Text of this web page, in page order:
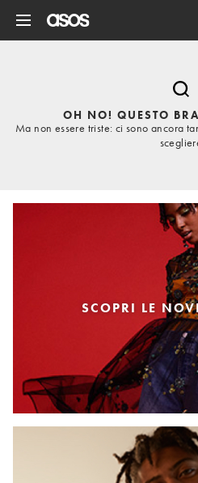
OH NO! QUESTO
Ma non essere triste: ci sono ancora
SCOPRI LE